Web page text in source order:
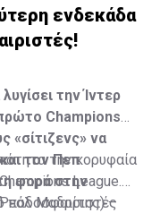
ενδεκάδα
την Ίντερ
Champions
«σίτιζενς» να
τον Πεπ
φορά στην
την κορυφαία
League.
ποδοσφαιριστές
Μαδρίτης) –